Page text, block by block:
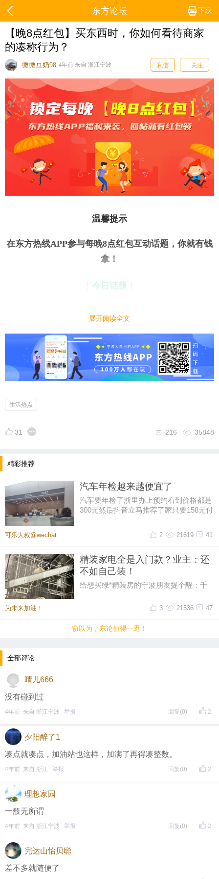
下载
东方论坛
【晚8点红包】买东西时，你如何看待商家
的凑称行为？
微微豆奶98 4年前 来自 浙江宁波 私信 + 关注
温馨提示
在东方热线APP参与每晚8点红包互动话题，你就有钱
拿 ！
今日话题
小编先来：
我是不太喜欢商家为了多卖点，硬是强行凑称。要多
吃不完，挺浪费的。但是有些人，不这么认为。觉得
情的呢？
取红包~
• 福利时间
每晚20:00准时开始！ （红包领完截止 ）关注我，锁定
红包帖分享此帖至朋友圈或好友，有机会获得更多红
包。
• 参与方式
二、分享主题帖，阅读数达到5个即可领取红包！
（必须在手机客户端参与哦！请注意下方参与方式
展开阅读全文
生活热点
31 35848
216
精彩推荐
汽车年检越来越便宜了
汽车要年检了浙里办上预约看到价格都是
300元然后抖音立马推荐了家只要158元付
可乐大叔@wechat 41
21619
2
精装家电全是入门款？业主：还
不如自己装！
给想买绿*精装房的宁波朋友提个醒：千
各品牌最入门的款，就拿洗碗机
为未来加油！ 47
21536
3
窃以为，东论值得一逛！
全部评论
晴儿666
没有碰到过
2
4年前 来自 浙江宁波 举报 回复 (0)
夕阳醉了1
凑点就凑点，加油站也这样，加满了再得凑整数。
2
4年前 来自 浙江 举报 回复 (0)
理想家园
一般无所谓
2
4年前 来自 浙江宁波 举报 回复 (0)
完达山怡贝聪
差不多就随便了